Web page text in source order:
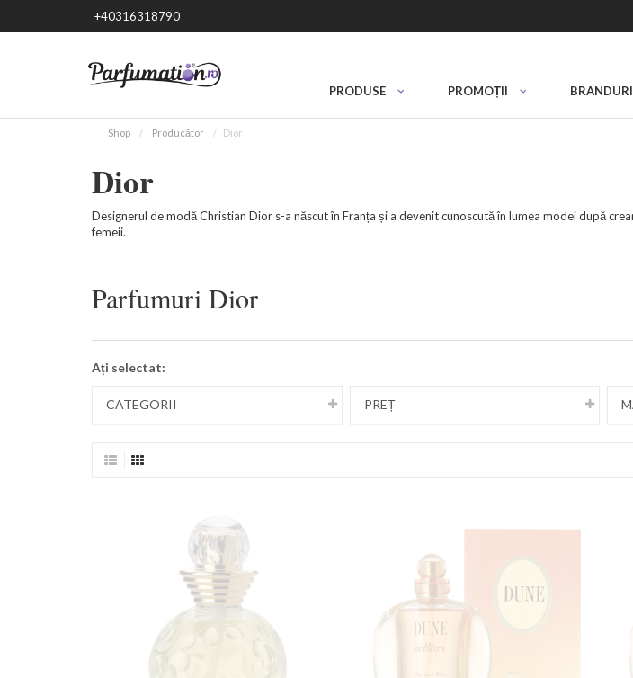
+40316318790
PRODUSE PROMOȚII BRANDURI
Shop Producător Dior
Dior
Designerul de modă Christian Dior s-a născut în Franța și a devenit cunoscută în lumea modei după
femeii.
Parfumuri Dior
Ați selectat:
CATEGORII PREȚ